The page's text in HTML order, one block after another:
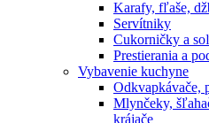
Karafy, fľaše,
Servítniky
Cukorničky a
Prestierania a
Vybavenie kuchyne
Odkvapkávače,
Mlynčeky,
krájače